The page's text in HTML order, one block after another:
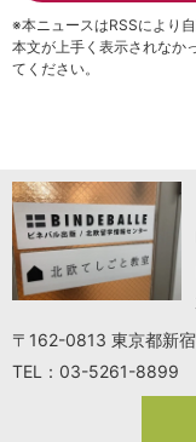
※本ニュースはRSSにより
本文が上手く表示されなか
てください。
〒162-0813 東京都新
TEL：03-5261-8899